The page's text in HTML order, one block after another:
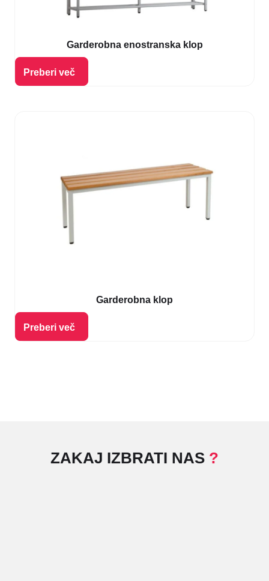
Garderobna enostranska klop
Preberi več
Izberi možnosti
Garderobna klop
Preberi več
Izberi možnosti
ZAKAJ IZBRATI NAS ?